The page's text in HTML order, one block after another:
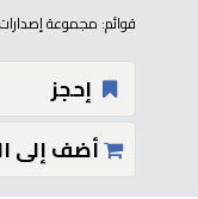
قوائم: مجموعة إصدارات
إحجز
أضف إلى